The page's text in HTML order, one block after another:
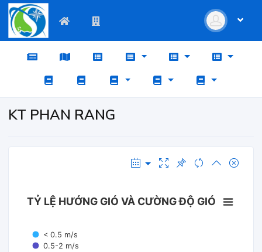
KT PHAN RANG
TỶ LỆ HƯỚNG GIÓ VÀ CƯỜNG ĐỘ GIÓ
< 0.5 m/s
0.5-2 m/s